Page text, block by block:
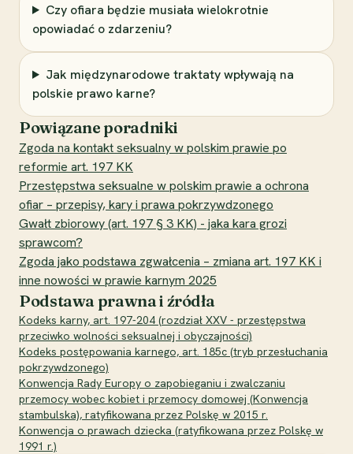
Czy ofiara będzie musiała wielokrotnie
opowiadać o zdarzeniu?
Jak międzynarodowe traktaty wpływają na
polskie prawo karne?
Powiązane poradniki
Zgoda na kontakt seksualny w polskim prawie po
reformie art. 197 KK
Przestępstwa seksualne w polskim prawie a ochrona
ofiar – przepisy, kary i prawa pokrzywdzonego
Gwałt zbiorowy (art. 197 § 3 KK) - jaka kara grozi
sprawcom?
Zgoda jako podstawa zgwałcenia – zmiana art. 197 KK i
inne nowości w prawie karnym 2025
Podstawa prawna i źródła
Kodeks karny, art. 197-204 (rozdział XXV - przestępstwa
przeciwko wolności seksualnej i obyczajności)
Kodeks postępowania karnego, art. 185c (tryb przesłuchania
pokrzywdzonego)
Konwencja Rady Europy o zapobieganiu i zwalczaniu
przemocy wobec kobiet i przemocy domowej (Konwencja
stambulska), ratyfikowana przez Polskę w 2015 r.
Konwencja o prawach dziecka (ratyfikowana przez Polskę w
1991 r.)